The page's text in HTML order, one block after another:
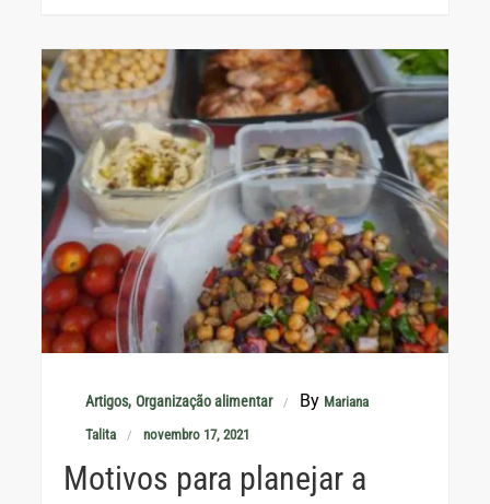
Artigos Organização alimentar By Mariana
Talita
novembro 17, 2021
Motivos para planejar a